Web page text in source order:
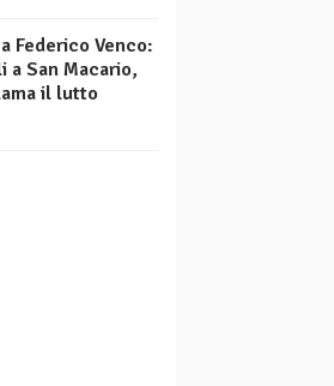
Federico Venco:
a San Macario,
il lutto